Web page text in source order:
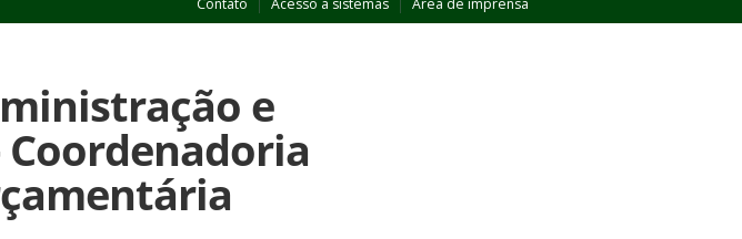
Contato Acesso a sistemas Área de imprensa
e